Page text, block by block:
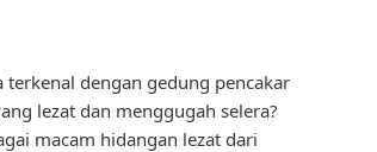
dengan gedung pencakar
lezat dan menggugah selera?
macam hidangan lezat dari